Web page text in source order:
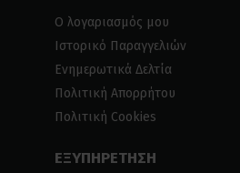
Ο λογαριασμός μου
Ιστορικό Παραγγελιών
Ενημερωτικά Δελτία
Πολιτική Απορρήτου
Πολιτική Cookies
ΕΞΥΠΗΡΕΤΗΣΗ